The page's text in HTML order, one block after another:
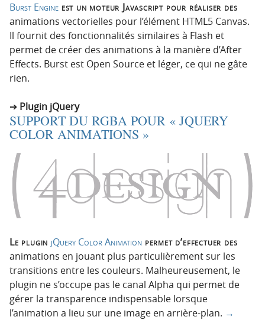
Burst Engine est un moteur Javascript pour réaliser des
animations vectorielles pour l’élément HTML5 Canvas.
Il fournit des fonctionnalités similaires à Flash et
permet de créer des animations à la manière d’After
Effects. Burst est Open Source et léger, ce qui ne gâte
rien.
Plugin jQuery
SUPPORT DU RGBA POUR « JQUERY
COLOR ANIMATIONS »
Le plugin jQuery Color Animation permet d’effectuer des
animations en jouant plus particulièrement sur les
transitions entre les couleurs. Malheureusement, le
plugin ne s’occupe pas le canal Alpha qui permet de
gérer la transparence indispensable lorsque
l’animation a lieu sur une image en arrière-plan. →